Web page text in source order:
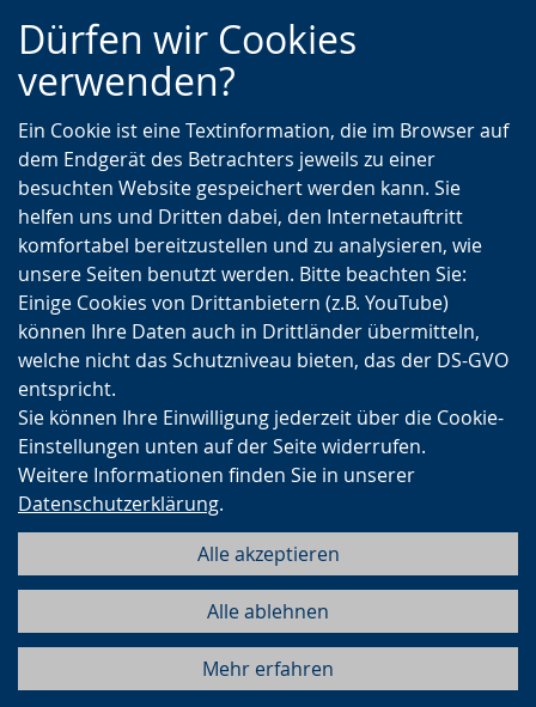
Zur
Hauptnavigation
Zur
Seitennavigation
Zum
Inhalt
Dürfen wir Cookies
verwenden?
Ein Cookie ist eine Textinformation, die im Browser auf
dem Endgerät des Betrachters jeweils zu einer
besuchten Website gespeichert werden kann. Sie
helfen uns und Dritten dabei, den Internetauftritt
komfortabel bereitzustellen und zu analysieren, wie
unsere Seiten benutzt werden. Bitte beachten Sie:
Einige Cookies von Drittanbietern (z.B. YouTube)
können Ihre Daten auch in Drittländer übermitteln,
welche nicht das Schutzniveau bieten, das der DS-GVO
entspricht.
Sie können Ihre Einwilligung jederzeit über die Cookie-
Einstellungen unten auf der Seite widerrufen.
Weitere Informationen finden Sie in unserer
Datenschutzerklärung.
Alle akzeptieren
Alle ablehnen
Mehr erfahren